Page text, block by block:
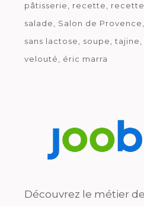
pâtisserie
recette
salade
Salon de Provence
sans lactose
soupe tajine
velouté
éric marra
Découvrez le métier